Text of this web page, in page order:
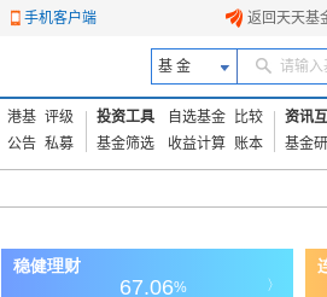
手机客户端 返回天天基
基 金 请输入
港基 评级
公告 私募
投资工具 自选基金
比较
基金筛选
收益计算 账本
资讯
基金